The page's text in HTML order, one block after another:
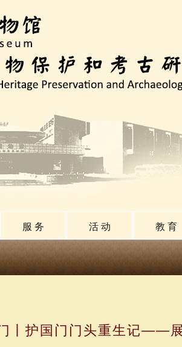
服 务 活 动 教 育
丨护国门门头重生记——